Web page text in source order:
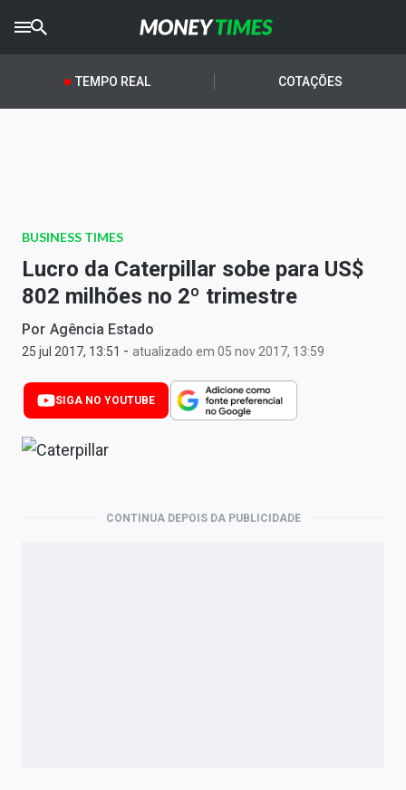
CRYPTOTIMES
AGROTIMES
Newsletters
Money Trader
Anuncie
Últimas Notícias
Newsletters
Cotações
TEMPO REAL COTAÇÕES
BUSINESS TIMES
Lucro da Caterpillar sobe para US$
802 milhões no 2º trimestre
Por Agência Estado
25 jul 2017, 13:51 - atualizado em 05 nov 2017, 13:59
SIGA NO YOUTUBE
CONTINUA DEPOIS DA PUBLICIDADE